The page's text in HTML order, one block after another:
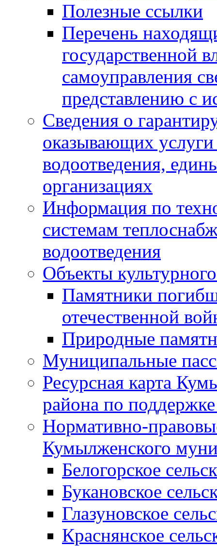
Полезные ссылки
Перечень
государственной
самоуправления
представлению с
Сведения о
оказывающих
водоотведения,
организациях
Информация по
системам
водоотведения
Объекты
Памятники
отечественной
Природные
Муниципальные
Ресурсная карта
района по
Нормативно-
Кумылженского
Белогорское
Букановское
Глазуновское
Краснянское